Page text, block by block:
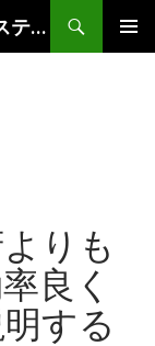
グローバルマクロ・リサーチ・インスティテュート
りも
良く
する